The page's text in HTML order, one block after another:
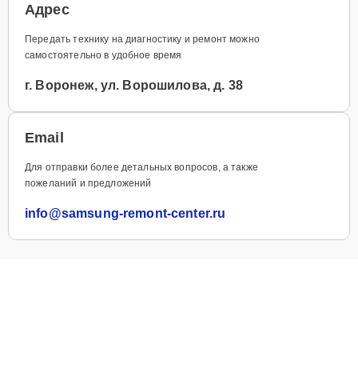
Адрес
Передать технику на диагностику и ремонт можно
самостоятельно в удобное время
г. Воронеж, ул. Ворошилова, д. 38
Email
Для отправки более детальных вопросов, а также
пожеланий и предложений
info@samsung-remont-center.ru